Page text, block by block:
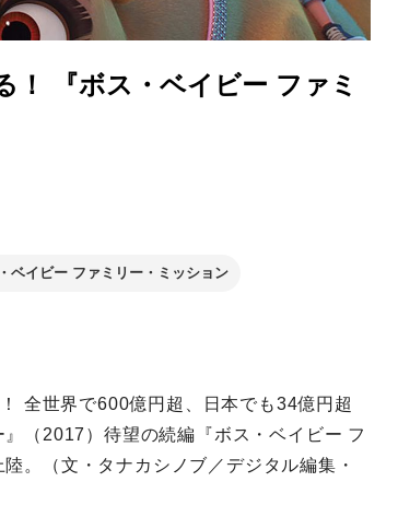
！ 『ボス・ベイビー ファミ
ベイビー ファミリー・ミッション
全世界で600億円超、日本でも34億円超
（2017）待望の続編『ボス・ベイビー フ
。（文・タナカシノブ／デジタル編集・